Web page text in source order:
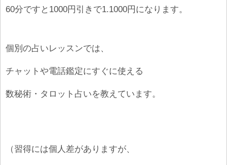
60分ですと1000円引きで1.1000円になります。
個別の占いレッスンでは、
チャットや電話鑑定にすぐに使える
数秘術・タロット占いを教えています。
（習得には個人差がありますが、